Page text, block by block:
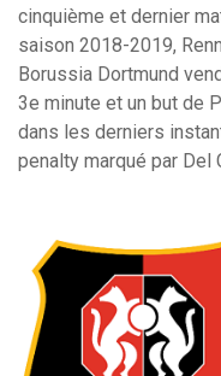
cinquième et dernier
saison 2018-2019,
Borussia Dortmund
3e minute et un but de
dans les derniers
penalty marqué par Del